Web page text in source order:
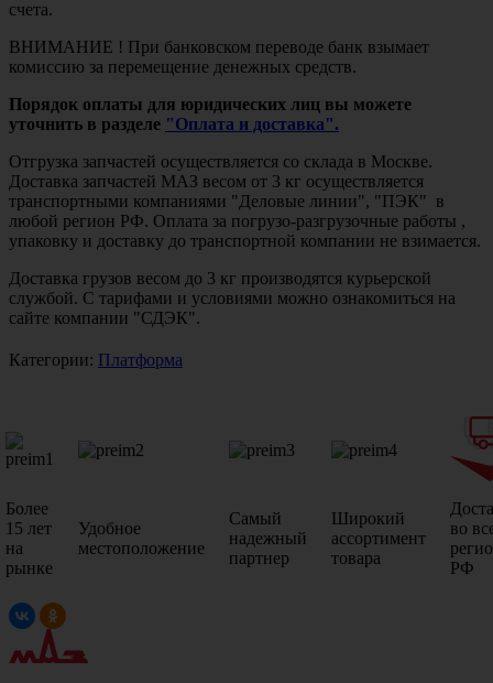
счета.
ВНИМАНИЕ ! При банковском переводе банк взымает
комиссию за перемещение денежных средств.
Порядок оплаты для юридических лиц вы можете
уточнить в разделе "Оплата и доставка".
Отгрузка запчастей осуществляется со склада в Москве.
Доставка запчастей МАЗ весом от 3 кг осуществляется
транспортными компаниями "Деловые линии", "ПЭК" в
любой регион РФ. Оплата за погрузо-разгрузочные работы ,
упаковку и доставку до транспортной компании не взимается.
Доставка грузов весом до 3 кг производятся курьерской
службой. С тарифами и условиями можно ознакомиться на
сайте компании "СДЭК".
Категории: Платформа
Более
15 лет
на
рынке
Удобное
местоположение
Самый
надежный
партнер
Широкий
ассортимент
товара
во
РФ